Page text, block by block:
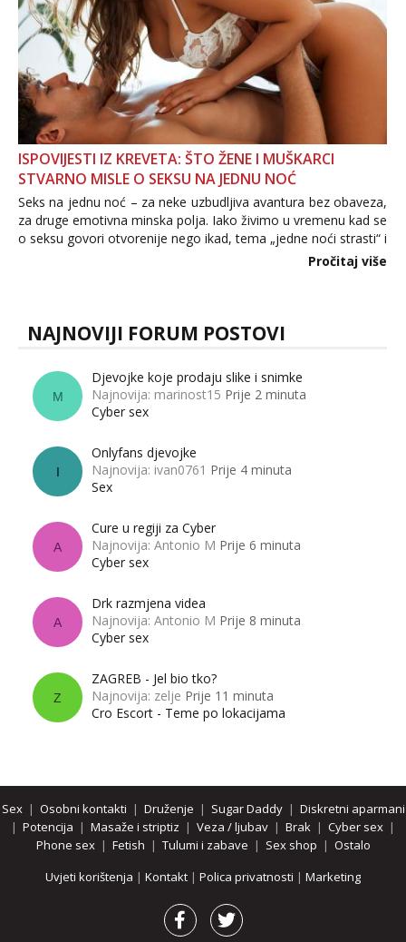
ISPOVIJESTI IZ KREVETA: ŠTO ŽENE I MUŠKARCI
STVARNO MISLE O SEKSU NA JEDNU NOĆ
Seks na jednu noć – za neke uzbudljiva avantura bez obaveza,
za druge emotivna minska polja. Iako živimo u vremenu kad se
o seksu govori otvorenije nego ikad, tema „jedne noći strasti“ i
dalje izaziva burne rasprave. Što zapravo misle žene, a što
Pročitaj više
NAJNOVIJI FORUM POSTOVI
M
Djevojke koje prodaju slike i snimke
Najnovija: marinost15 Prije 2 minuta
Cyber sex
I
Onlyfans djevojke
Najnovija: ivan0761 Prije 4 minuta
Sex
A
Cure u regiji za Cyber
Najnovija: Antonio M Prije 6 minuta
Cyber sex
A
Drk razmjena videa
Najnovija: Antonio M Prije 8 minuta
Cyber sex
Z
ZAGREB - Jel bio tko?
Najnovija: zelje Prije 11 minuta
Cro Escort - Teme po lokacijama
Sex| Osobni kontakti | Druženje | Sugar Daddy| Diskretni aparmani
| Potencija | Masaže i striptiz | Veza / ljubav | Brak | Cyber sex |
Phone sex| Fetish | Tulumi i zabave | Sex shop | Ostalo
Uvjeti korištenja | Kontakt | Polica privatnosti | Marketing